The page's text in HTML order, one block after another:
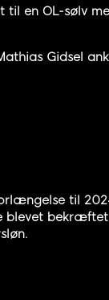
til en OL-sølv
Gidsel
til
blevet